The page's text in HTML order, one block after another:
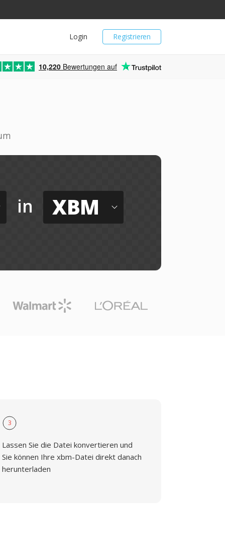
Registrieren
Login
10,220 Bewertungen auf
in XBM
3
Lassen Sie die Datei konvertieren und
Sie können Ihre xbm-Datei direkt danach
herunterladen